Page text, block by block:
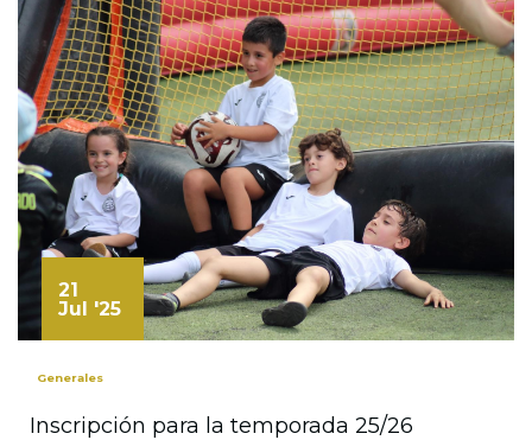
21
Jul '25
Generales
Inscripción para la temporada 25/26